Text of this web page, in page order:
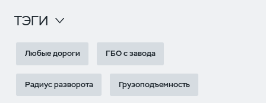
ТЭГИ
Любые дороги ГБО с завода
Радиус разворота Грузоподъемность